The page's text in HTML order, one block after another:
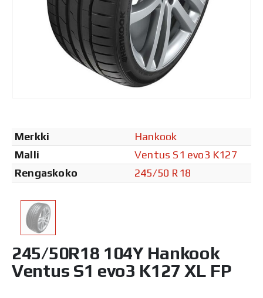
Merkki
Hankook
Malli
Ventus S1 evo3 K127
Rengaskoko
245/50 R18
245/50R18 104Y Hankook
Ventus S1 evo3 K127 XL FP